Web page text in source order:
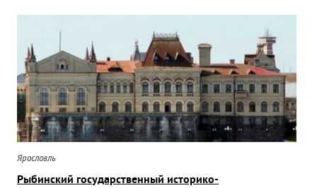
Ярославль
Рыбинский государственный историко-